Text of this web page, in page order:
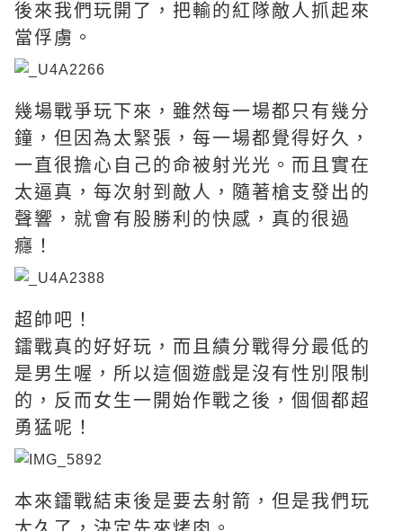
後來我們玩開了，把輸的紅隊敵人抓起來
當俘虜。
幾場戰爭玩下來，雖然每一場都只有幾分
鐘，但因為太緊張，每一場都覺得好久，
一直很擔心自己的命被射光光。而且實在
太逼真，每次射到敵人，隨著槍支發出的
聲響，就會有股勝利的快感，真的很過
癮！
超帥吧！
鐳戰真的好好玩，而且績分戰得分最低的
是男生喔，所以這個遊戲是沒有性別限制
的，反而女生一開始作戰之後，個個都超
勇猛呢！
本來鐳戰結束後是要去射箭，但是我們玩